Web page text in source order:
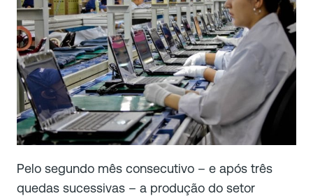
Pelo segundo mês consecutivo – e após três
quedas sucessivas – a produção do setor